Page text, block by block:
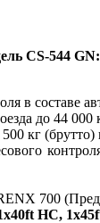
CS-544 GN:
в составе
до 44 000
кг
700
HC,